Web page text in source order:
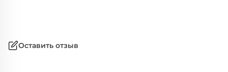
Оставить отзыв